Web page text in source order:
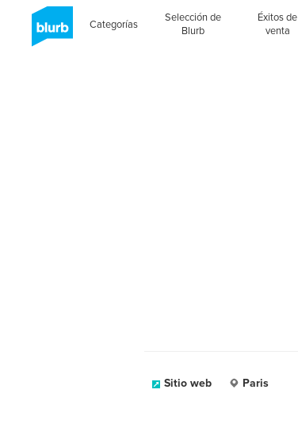
Categorías
Selección de
Blurb
Éxitos de
venta
Sitio web Paris